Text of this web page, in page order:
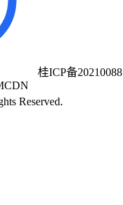
桂ICP备
Reserved.